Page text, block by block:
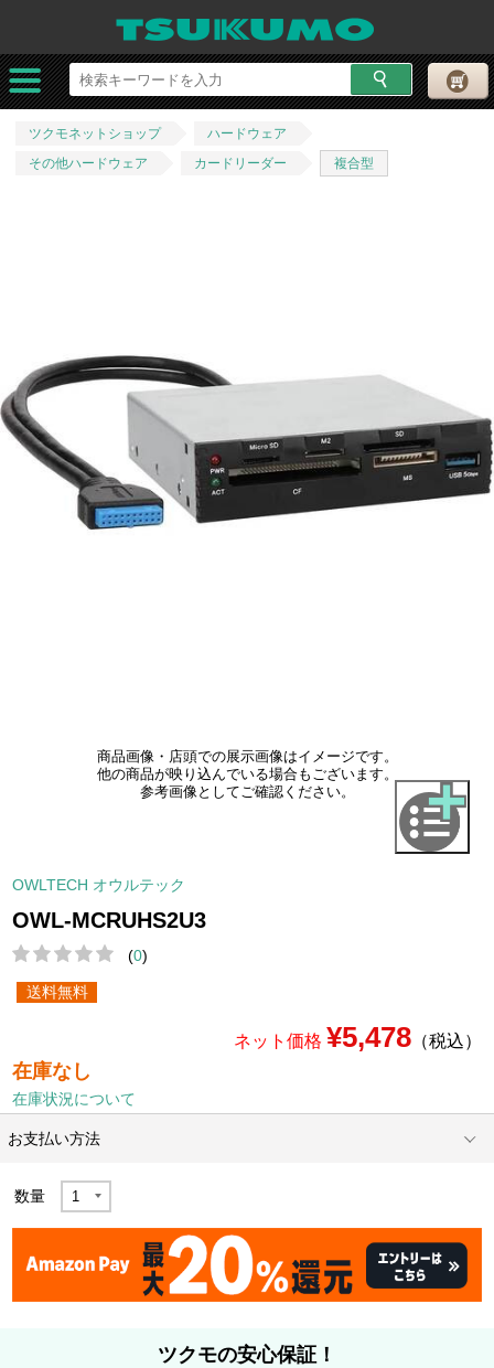
ツクモネットショップ
ハードウェア
その他ハードウェア
カードリーダー 複合型
商品画像・店頭での展示画像はイメージです。
他の商品が映り込んでいる場合もございます。
参考画像としてご確認ください。
OWLTECH オウルテック
OWL-MCRUHS2U3
(0)
送料無料
ネット価格 ¥5,478（税込）
在庫なし
在庫状況について
お支払い方法
数量
ツクモの安心保証！